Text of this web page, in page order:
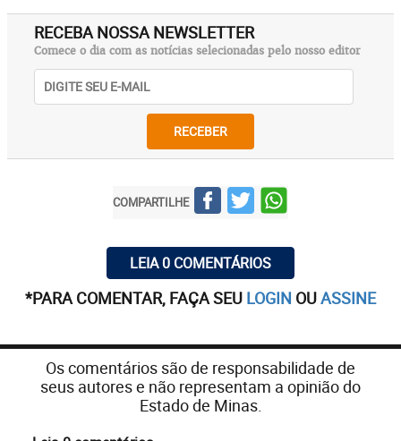
RECEBA NOSSA NEWSLETTER
Comece o dia com as notícias selecionadas pelo nosso editor
RECEBER
COMPARTILHE
LEIA 0 COMENTÁRIOS
*PARA COMENTAR, FAÇA SEU LOGIN OUASSINE
Os comentários são de responsabilidade de
seus autores e não representam a opinião do
Estado de Minas.